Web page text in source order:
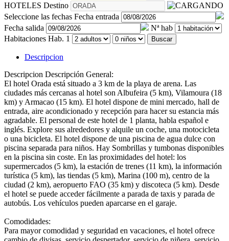
HOTELES Destino
Seleccione las fechas Fecha entrada
Fecha salida
Nª hab
Habitaciones Hab. 1 Buscar
Descripcion
Descripcion Descripción General:
El hotel Orada está situado a 3 km de la playa de arena. Las
ciudades más cercanas al hotel son Albufeira (5 km), Vilamoura (18
km) y Armacao (15 km). El hotel dispone de mini mercado, hall de
entrada, aire acondicionado y recepción para hacer su estancia más
agradable. El personal de este hotel de 1 planta, habla español e
inglés. Explore sus alrededores y alquile un coche, una motocicleta
o una bicicleta. El hotel dispone de una piscina de agua dulce con
piscina separada para niños. Hay Sombrillas y tumbonas disponibles
en la piscina sin coste. En las proximidades del hotel: los
supermercados (5 km), la estación de trenes (11 km), la información
turística (5 km), las tiendas (5 km), Marina (100 m), centro de la
ciudad (2 km), aeropuerto FAO (35 km) y discoteca (5 km). Desde
el hotel se puede acceder fácilmente a parada de taxis y parada de
autobús. Los vehículos pueden aparcarse en el garaje.
Comodidades:
Para mayor comodidad y seguridad en vacaciones, el hotel ofrece